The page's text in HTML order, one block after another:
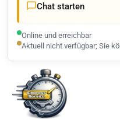
Chat starten
Online und erreichbar
Aktuell nicht verfügbar; Sie